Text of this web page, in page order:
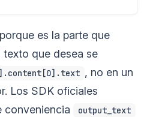
es la parte que
texto que desea se
, no en un
Los SDK oficiales
conveniencia
output_text